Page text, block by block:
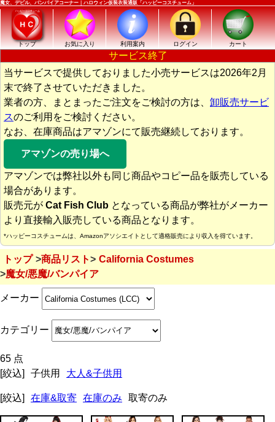
魔女、デビル、バンパイアコーナー｜ハロウィン仮装衣装通販「ハッピーコスチューム」
トップ お気に入り 利用案内 ログイン カート
サービス終了
当サービスで提供しておりました小売サービスは2026年2月
末で終了させていただきました。
業者の方、まとまったご注文をご検討の方は、 卸販売サービ
スのご利用をご検討ください。
なお、在庫商品はアマゾンにて販売継続しております。
アマゾンの売り場へ
アマゾンでは弊社以外も同じ商品やコピー品を販売している
場合があります。
販売元が Cat Fish Club となっている商品が弊社がメーカー
より直接輸入販売している商品となります。
*ハッピーコスチュームは、Amazonアソシエイトとして適格販売により収入を得ています。
トップ 商品リスト
California Costumes
魔女/悪魔/バンパイア
メーカー
カテゴリー
65 点
[絞込]
子供用 大人&子供用
[絞込] 在庫&取寄 在庫のみ 取寄のみ